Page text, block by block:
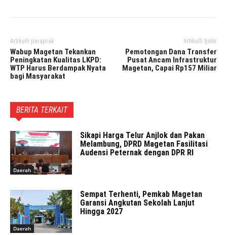
Artikulli paraprak
Wabup Magetan Tekankan
Peningkatan Kualitas LKPD:
WTP Harus Berdampak Nyata
bagi Masyarakat
Artikulli tjetër
Pemotongan Dana Transfer
Pusat Ancam Infrastruktur
Magetan, Capai Rp157 Miliar
BERITA TERKAIT
Daerah
Sikapi Harga Telur Anjlok dan Pakan
Melambung, DPRD Magetan Fasilitasi
Audensi Peternak dengan DPR RI
Daerah
Sempat Terhenti, Pemkab Magetan
Garansi Angkutan Sekolah Lanjut
Hingga 2027